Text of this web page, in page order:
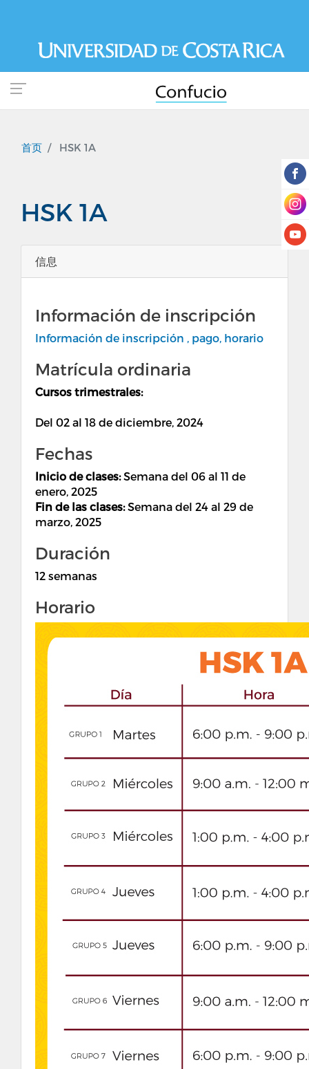
到
内
容
首页 HSK 1A
HSK 1A
信息
Información de inscripción
Información de inscripción , pago, horario
Matrícula ordinaria
Cursos trimestrales:
Del 02 al 18 de diciembre, 2024
Fechas
Inicio de clases: Semana del 06 al 11 de
enero, 2025
Fin de las clases: Semana del 24 al 29 de
marzo, 2025
Duración
12 semanas
Horario